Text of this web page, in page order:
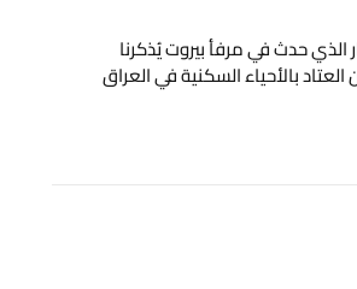
الذي حدث في ⁧‫مرفأ بيروت‬⁩ يُذكرنا
العتاد بالأحياء السكنية في ⁧‫العراق